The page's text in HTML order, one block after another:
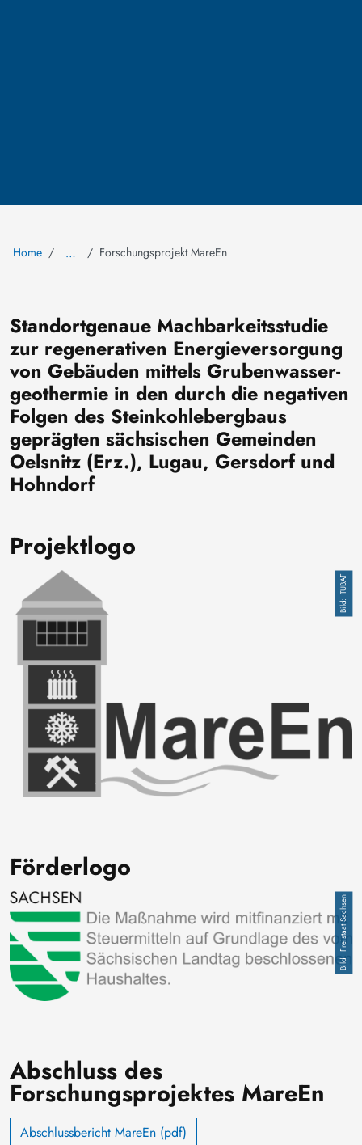
Home … Forschungsprojekt MareEn
Standortgenaue Machbarkeitsstudie
zur regenerativen Energieversorgung
von Gebäuden mittels Grubenwasser-
geothermie in den durch die negativen
Folgen des Steinkohlebergbaus
geprägten sächsischen Gemeinden
Oelsnitz (Erz.), Lugau, Gersdorf und
Hohndorf
Projektlogo
Image TUBAF
Förderlogo
Image Freistaat Sachsen
Abschluss des
Forschungsprojektes MareEn
Abschlussbericht MareEn (pdf)